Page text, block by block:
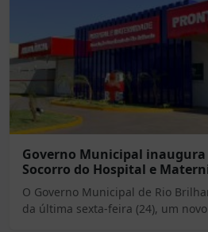
Governo Municipal
Socorro do Hospital e
O Governo Municipal de Rio
da última sexta-feira (24), um